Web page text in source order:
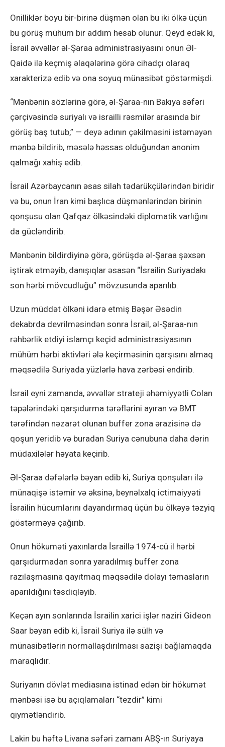
Onilliklər boyu bir-birinə düşmən olan bu iki ölkə üçün
bu görüş mühüm bir addım hesab olunur. Qeyd edək ki,
İsrail əvvəllər əl-Şaraa administrasiyasını onun Əl-
Qaidə ilə keçmiş əlaqələrinə görə cihadçı olaraq
xarakterizə edib və ona soyuq münasibət göstərmişdi.
“Mənbənin sözlərinə görə, əl-Şaraa-nın Bakıya səfəri
çərçivəsində suriyalı və israilli rəsmilər arasında bir
görüş baş tutub,” — deyə adının çəkilməsini istəməyən
mənbə bildirib, məsələ həssas olduğundan anonim
qalmağı xahiş edib.
İsrail Azərbaycanın əsas silah tədarükçülərindən biridir
və bu, onun İran kimi başlıca düşmənlərindən birinin
qonşusu olan Qafqaz ölkəsindəki diplomatik varlığını
da gücləndirib.
Mənbənin bildirdiyinə görə, görüşdə əl-Şaraa şəxsən
iştirak etməyib, danışıqlar əsasən “İsrailin Suriyadakı
son hərbi mövcudluğu” mövzusunda aparılıb.
Uzun müddət ölkəni idarə etmiş Bəşər Əsədin
dekabrda devrilməsindən sonra İsrail, əl-Şaraa-nın
rəhbərlik etdiyi islamçı keçid administrasiyasının
mühüm hərbi aktivləri ələ keçirməsinin qarşısını almaq
məqsədilə Suriyada yüzlərlə hava zərbəsi endirib.
İsrail eyni zamanda, əvvəllər strateji əhəmiyyətli Colan
təpələrindəki qarşıdurma tərəflərini ayıran və BMT
tərəfindən nəzarət olunan buffer zona ərazisinə də
qoşun yeridib və buradan Suriya cənubuna daha dərin
müdaxilələr həyata keçirib.
Əl-Şaraa dəfələrlə bəyan edib ki, Suriya qonşuları ilə
münaqişə istəmir və əksinə, beynəlxalq ictimaiyyəti
İsrailin hücumlarını dayandırmaq üçün bu ölkəyə təzyiq
göstərməyə çağırıb.
Onun hökuməti yaxınlarda İsraillə 1974-cü il hərbi
qarşıdurmadan sonra yaradılmış buffer zona
razılaşmasına qayıtmaq məqsədilə dolayı təmasların
aparıldığını təsdiqləyib.
Keçən ayın sonlarında İsrailin xarici işlər naziri Gideon
Saar bəyan edib ki, İsrail Suriya ilə sülh və
münasibətlərin normallaşdırılması sazişi bağlamaqda
maraqlıdır.
Suriyanın dövlət mediasına istinad edən bir hökumət
mənbəsi isə bu açıqlamaları “tezdir” kimi
qiymətləndirib.
Lakin bu həftə Livana səfəri zamanı ABŞ-ın Suriyaya